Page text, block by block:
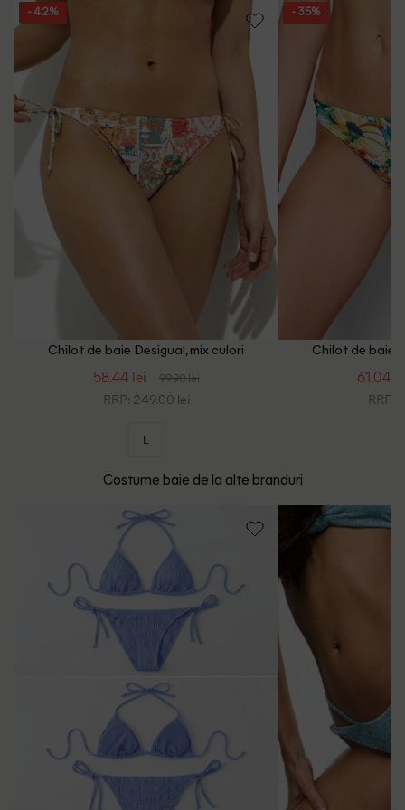
Intrebari frecvente
- 42%
Chilot de baie Desigual, mix culori
58.44 lei 99.90 lei
RRP: 249.00 lei
L
- 35%
Chilot de baie
61.04
RRP:
Costume baie de la alte branduri